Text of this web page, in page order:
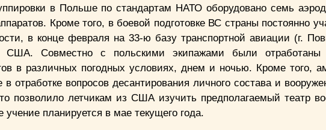
в Польше по стандартам НАТО оборудовано семь
Кроме того, в боевой подготовке ВС страны постоянно
в конце февраля на 33-ю базу транспортной авиации (г.
США. Совместно с польскими экипажами были отработаны
в различных погодных условиях, днем и ночью. Кроме того,
в отработке вопросов десантирования личного состава и
позволило летчикам из США изучить предполагаемый театр
планируется в мае текущего года.